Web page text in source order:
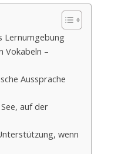
Lernumgebung
Vokabeln –
Aussprache
auf der
wenn